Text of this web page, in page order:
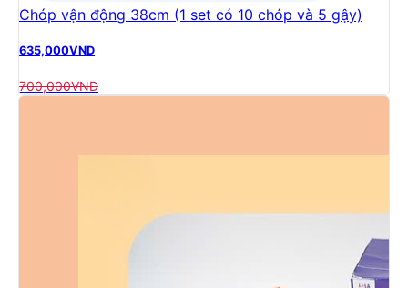
Chóp vận động 38cm (1 set có 10 chóp và 5 gậy)
635,000VND
700,000VND